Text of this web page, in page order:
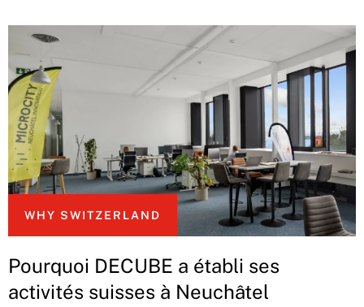
WHY SWITZERLAND
Pourquoi DECUBE a établi ses
activités suisses à Neuchâtel